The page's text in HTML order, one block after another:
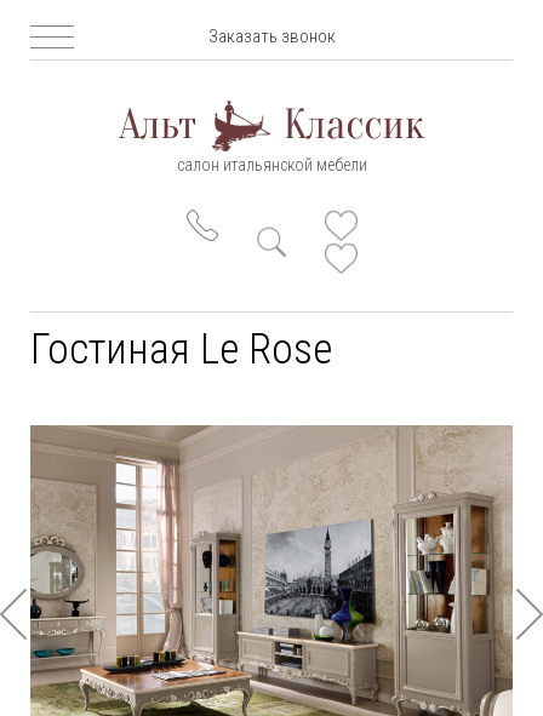
Заказать звонок
салон итальянской мебели
Гостиная Le Rose